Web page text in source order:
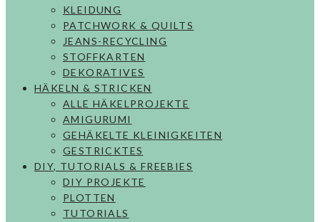
KLEIDUNG
PATCHWORK & QUILTS
JEANS-RECYCLING
STOFFKARTEN
DEKORATIVES
HÄKELN & STRICKEN
ALLE HÄKELPROJEKTE
AMIGURUMI
GEHÄKELTE KLEINIGKEITEN
GESTRICKTES
DIY, TUTORIALS & FREEBIES
DIY PROJEKTE
PLOTTEN
TUTORIALS